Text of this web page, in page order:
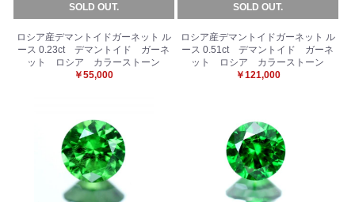
SOLD OUT.
ロシア産デマントイドガーネット ル
ース 0.23ct デマントイド ガーネ
ット ロシア カラーストーン
￥55,000
SOLD OUT.
ロシア産デマントイドガーネット ル
ース 0.51ct デマントイド ガーネ
ット ロシア カラーストーン
￥121,000